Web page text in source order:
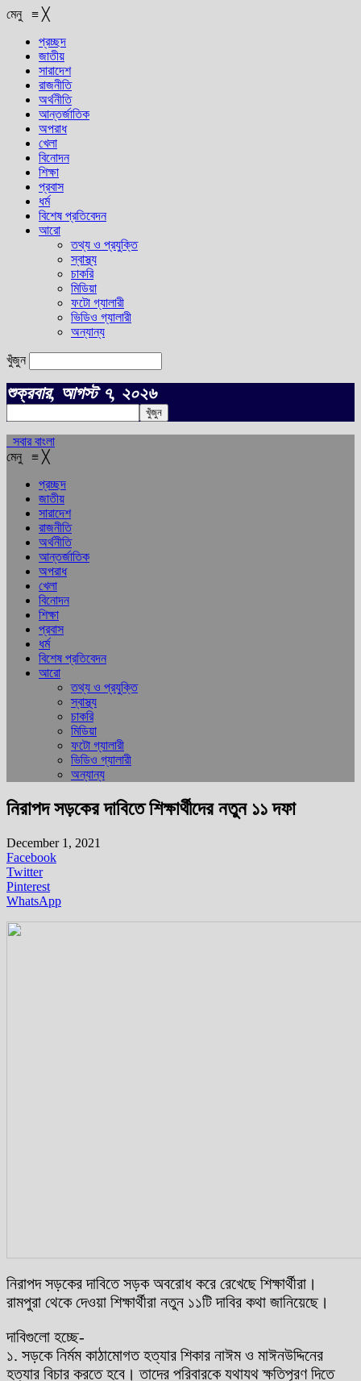
মেনু ≡ ╳
প্রচ্ছদ
জাতীয়
সারাদেশ
রাজনীতি
অর্থনীতি
আন্তর্জাতিক
অপরাধ
খেলা
বিনোদন
শিক্ষা
প্রবাস
ধর্ম
বিশেষ প্রতিবেদন
আরো
তথ্য ও প্রযুক্তি
স্বাস্থ্য
চাকরি
মিডিয়া
ফটো গ্যালারী
ভিডিও গ্যালারী
অন্যান্য
খুঁজুন
শুক্রবার, আগস্ট ৭, ২০২৬
সবার বাংলা
মেনু ≡ ╳
প্রচ্ছদ
জাতীয়
সারাদেশ
রাজনীতি
অর্থনীতি
আন্তর্জাতিক
অপরাধ
খেলা
বিনোদন
শিক্ষা
প্রবাস
ধর্ম
বিশেষ প্রতিবেদন
আরো
তথ্য ও প্রযুক্তি
স্বাস্থ্য
চাকরি
মিডিয়া
ফটো গ্যালারী
ভিডিও গ্যালারী
অন্যান্য
নিরাপদ সড়কের দাবিতে শিক্ষার্থীদের নতুন ১১ দফা
December 1, 2021
Facebook
Twitter
Pinterest
WhatsApp
নিরাপদ সড়কের দাবিতে সড়ক অবরোধ করে রেখেছে শিক্ষার্থীরা।
রামপুরা থেকে দেওয়া শিক্ষার্থীরা নতুন ১১টি দাবির কথা জানিয়েছে।
দাবিগুলো হচ্ছে-
১. সড়কে নির্মম কাঠামোগত হত্যার শিকার নাঈম ও মাঈনউদ্দিনের
হত্যার বিচার করতে হবে। তাদের পরিবারকে যথাযথ ক্ষতিপূরণ দিতে